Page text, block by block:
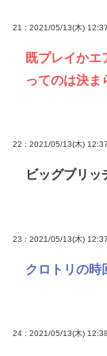
21 : 2021/05/13(木)
既プレイか
ってのは決ま
22 : 2021/05/13(木)
ビッグブリッ
23 : 2021/05/13(木)
クロトリの時
24 : 2021/05/13(木)